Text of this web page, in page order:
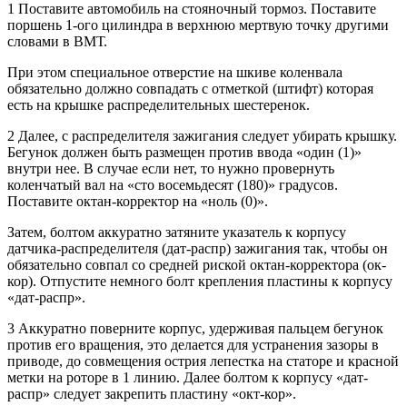
1 Поставите автомобиль на стояночный тормоз. Поставите
поршень 1-ого цилиндра в верхнюю мертвую точку другими
словами в ВМТ.
При этом специальное отверстие на шкиве коленвала
обязательно должно совпадать с отметкой (штифт) которая
есть на крышке распределительных шестеренок.
2 Далее, с распределителя зажигания следует убирать крышку.
Бегунок должен быть размещен против ввода «один (1)»
внутри нее. В случае если нет, то нужно провернуть
коленчатый вал на «сто восемьдесят (180)» градусов.
Поставите октан-корректор на «ноль (0)».
Затем, болтом аккуратно затяните указатель к корпусу
датчика-распределителя (дат-распр) зажигания так, чтобы он
обязательно совпал со средней риской октан-корректора (ок-
кор). Отпустите немного болт крепления пластины к корпусу
«дат-распр».
3 Аккуратно поверните корпус, удерживая пальцем бегунок
против его вращения, это делается для устранения зазоры в
приводе, до совмещения острия лепестка на статоре и красной
метки на роторе в 1 линию. Далее болтом к корпусу «дат-
распр» следует закрепить пластину «окт-кор».